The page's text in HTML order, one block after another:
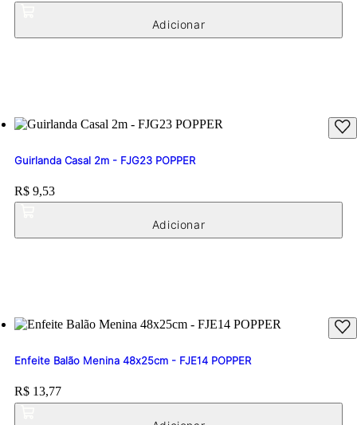
Guirlanda Casal 2m - FJG23 POPPER
Price:
R$ 9,53
Enfeite Balão Menina 48x25cm - FJE14 POPPER
Price:
R$ 13,77